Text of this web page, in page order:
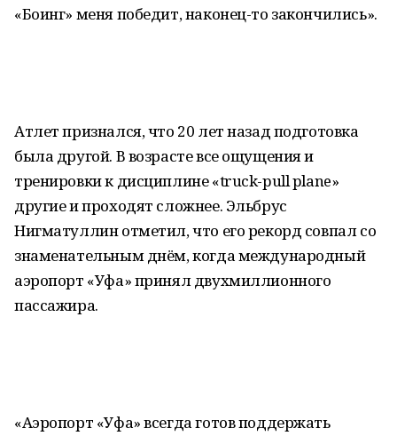
«Боинг» меня победит, наконец-то закончились».
Атлет признался, что 20 лет назад подготовка
была другой. В возрасте все ощущения и
тренировки к дисциплине «truck-pull plane»
другие и проходят сложнее. Эльбрус
Нигматуллин отметил, что его рекорд совпал со
знаменательным днём, когда международный
аэропорт «Уфа» принял двухмиллионного
пассажира.
«Аэропорт «Уфа» всегда готов поддержать